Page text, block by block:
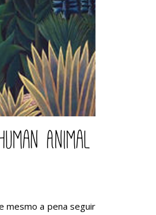
Animal
mesmo a pena seguir